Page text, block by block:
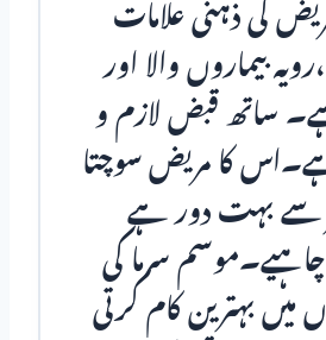
کی ذہنی علامات
بیماروں والا اور
ساتھ قبض لازم و
کا مریض سوچتا
سے بہت دور ہے
چاہیے۔موسم سرما کی
میں بہترین کام کرتی